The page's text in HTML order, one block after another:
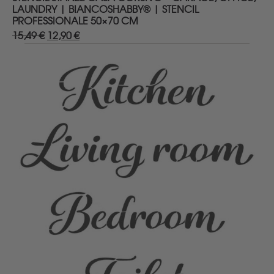
LAUNDRY | BIANCOSHABBY® | STENCIL
PROFESSIONALE 50×70 CM
15,49€ Il
prezzo
15,49 €.
12,90€Il
prezzo
12,90 €.